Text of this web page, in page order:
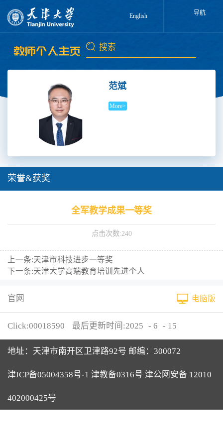
English 导航
范斌
More>
荣誉&获奖
全军教学成果一等奖
点击次数:240
上一条:天津市科技进步一等奖
下一条:天津大学高端教育培训先进个人
官网 电脑版
Click:00018590 最后更新时间:2025 - 6 - 15
地址：天津市南开区卫津路92号 邮编：300072
津ICP备05004358号-1 津教备0316号 津公网安备 12010
402000425号